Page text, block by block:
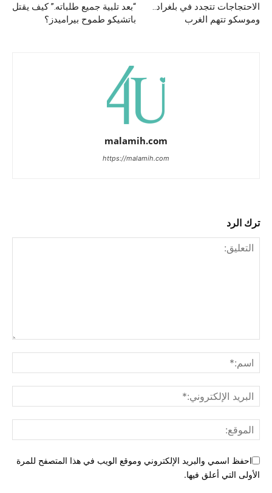
“بعد تلبية جميع طلباته.” كيف يقتل
باتشيكو طموح بيراميدز؟
الاحتجاجات تتجدد في بلغراد..
وموسكو تتهم الغرب
malamih.com
https://malamih.com
ترك الرد
احفظ اسمي والبريد الإلكتروني وموقع الويب في هذا المتصفح للمرة
الأولى التي أعلق فيها.